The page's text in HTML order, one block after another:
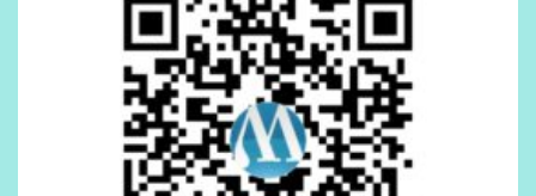
期
イ
ン
ス
ト